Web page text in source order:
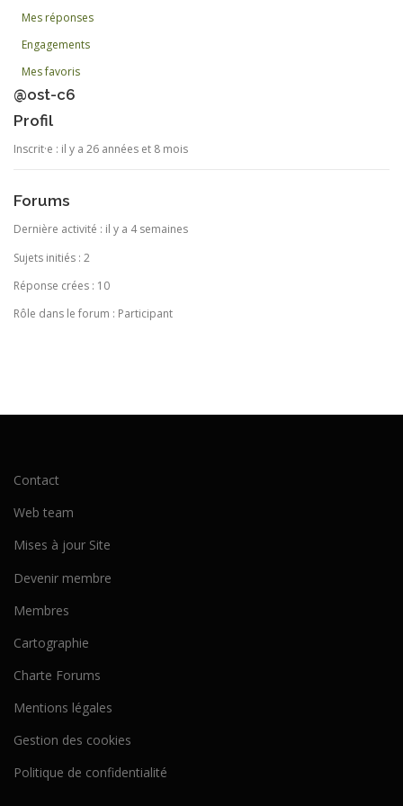
Mes réponses
Engagements
Mes favoris
@ost-c6
Profil
Inscrit·e : il y a 26 années et 8 mois
Forums
Dernière activité : il y a 4 semaines
Sujets initiés : 2
Réponse crées : 10
Rôle dans le forum : Participant
Contact
Web team
Mises à jour Site
Devenir membre
Membres
Cartographie
Charte Forums
Mentions légales
Gestion des cookies
Politique de confidentialité